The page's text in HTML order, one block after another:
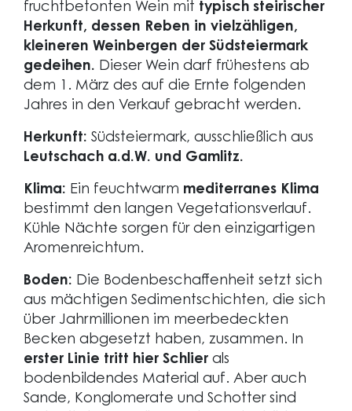
fruchtbetonten Wein mit typisch steirischer
Herkunft, dessen Reben in vielzähligen,
kleineren Weinbergen der Südsteiermark
gedeihen. Dieser Wein darf frühestens ab
dem 1. März des auf die Ernte folgenden
Jahres in den Verkauf gebracht werden.
Herkunft: Südsteiermark, ausschließlich aus
Leutschach a.d.W. und Gamlitz.
Klima: Ein feuchtwarm mediterranes Klima
bestimmt den langen Vegetationsverlauf.
Kühle Nächte sorgen für den einzigartigen
Aromenreichtum.
Boden: Die Bodenbeschaffenheit setzt sich
aus mächtigen Sedimentschichten, die sich
über Jahrmillionen im meerbedeckten
Becken abgesetzt haben, zusammen. In
erster Linie tritt hier Schlier als
bodenbildendes Material auf. Aber auch
Sande, Konglomerate und Schotter sind